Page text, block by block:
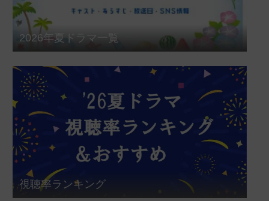
2026年夏ドラマ一覧
視聴率ランキング